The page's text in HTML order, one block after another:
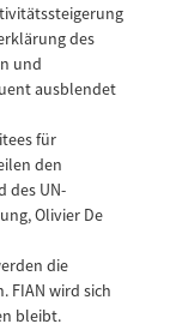
des
und
ausblendet
für
den
des UN-
Olivier De
die
FIAN wird sich
bleibt.